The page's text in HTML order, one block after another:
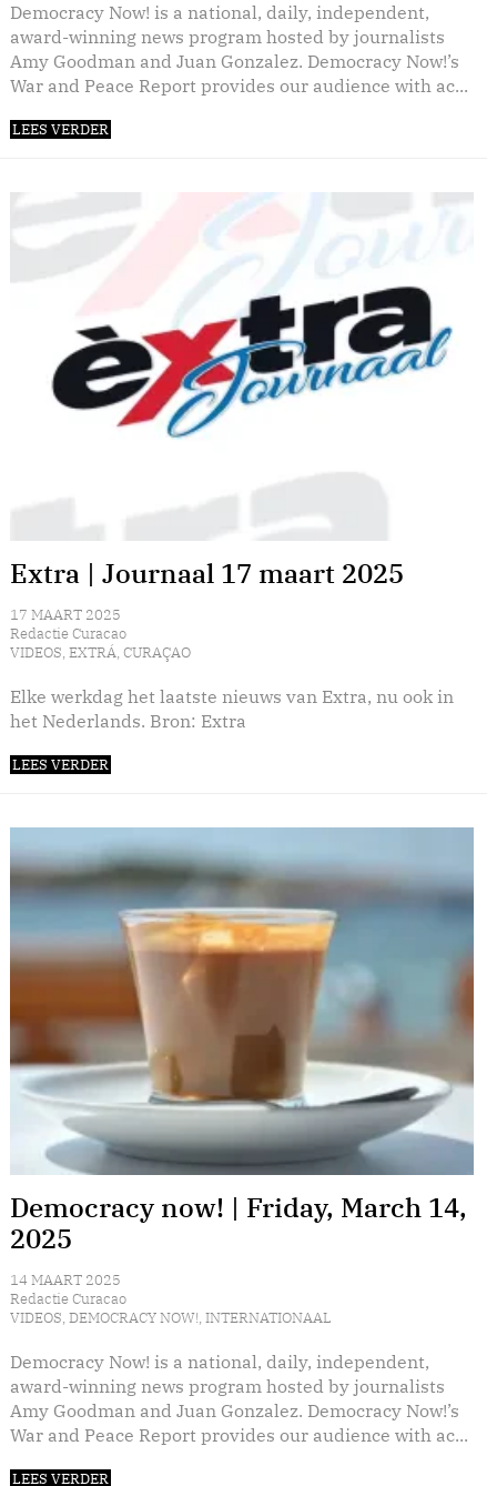
Democracy Now! is a national, daily, independent,
award-winning news program hosted by journalists
Amy Goodman and Juan Gonzalez. Democracy Now!’s
War and Peace Report provides our audience with ac...
LEES VERDER
Extra | Journaal 17 maart 2025
17 MAART 2025
Redactie Curacao
VIDEOS, EXTRÁ, CURAÇAO
Elke werkdag het laatste nieuws van Extra, nu ook in
het Nederlands. Bron: Extra
LEES VERDER
Democracy now! | Friday, March 14,
2025
14 MAART 2025
Redactie Curacao
VIDEOS, DEMOCRACY NOW!, INTERNATIONAAL
Democracy Now! is a national, daily, independent,
award-winning news program hosted by journalists
Amy Goodman and Juan Gonzalez. Democracy Now!’s
War and Peace Report provides our audience with ac...
LEES VERDER